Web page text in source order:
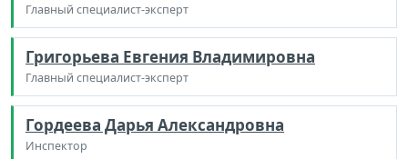
Главный специалист-эксперт
Григорьева Евгения Владимировна
Главный специалист-эксперт
Гордеева Дарья Александровна
Инспектор